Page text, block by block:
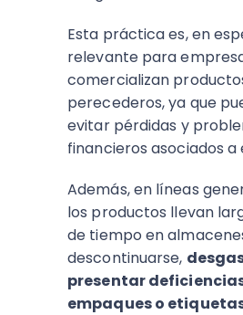
Esta práctica es, en
relevante para
comercializan
perecederos, ya que
evitar pérdidas y
financieros asociados a
Además, en líneas
los productos llevan
de tiempo en
descontinuarse,
presentar
empaques o